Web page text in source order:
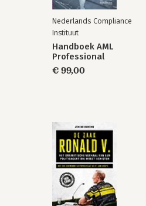
Dirty money
Nederlands Compliance
Instituut
Handboek AML
Professional
€ 99,00